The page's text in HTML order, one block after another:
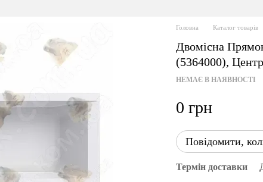
Головна Каталог товарів
Двомісна
(5364000),
НЕМАЄ В НАЯВНОСТІ
0 грн
Повідомити,
Термін доставки